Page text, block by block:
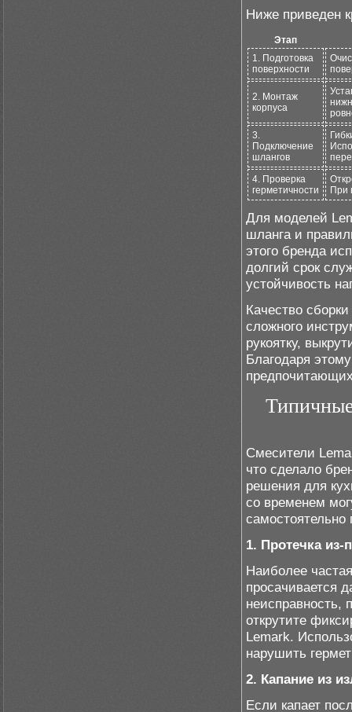
Ниже приведен
Этап
1. Подготовка
поверхности
2. Монтаж
корпуса
3.
Подключение
шлангов
4. Проверка
герметичности
При
Для моделей
шланга и
этого бренда
долгий срок
устойчивость
Качество
сложного
рукоятку,
Благодаря
Смесители
что сделало
решения для
со временем
1. Протечка из-
Наиболее
просачивается
неисправность,
открутите
Lemark.
нарушить
2. Капание из
Если капает